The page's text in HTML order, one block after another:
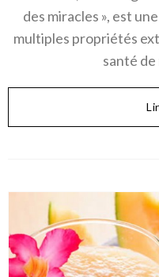
des miracles », est
multiples propriétés
santé